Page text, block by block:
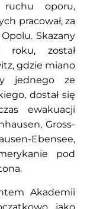
oporu,
pracował, za
Skazany
został
gdzie miano
jednego ze
dostał się
ewakuacji
Gross-
Ebensee,
pod
Akademii
jako